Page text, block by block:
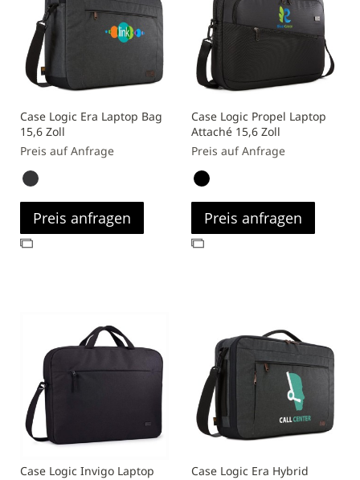
Case Logic Era Laptop Bag
15,6 Zoll
Preis auf Anfrage
Preis anfragen
Zur
Case Logic Propel Laptop
Attaché 15,6 Zoll
Preis auf Anfrage
Preis anfragen
Zur
Case Logic Invigo Laptop
Case Logic Era Hybrid